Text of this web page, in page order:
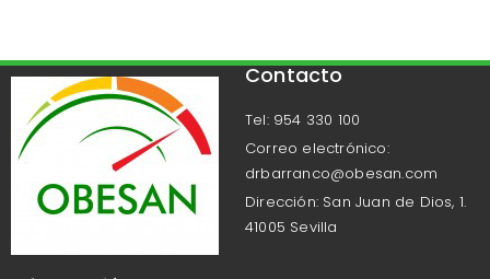
Contacto
Tel: 954 330 100
Correo electrónico:
drbarranco@obesan.com
Dirección: San Juan de Dios, 1.
41005 Sevilla